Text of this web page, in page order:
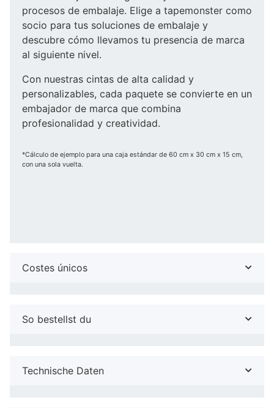
procesos de embalaje. Elige a tapemonster como
socio para tus soluciones de embalaje y
descubre cómo llevamos tu presencia de marca
al siguiente nivel.
Con nuestras cintas de alta calidad y
personalizables, cada paquete se convierte en un
embajador de marca que combina
profesionalidad y creatividad.
*Cálculo de ejemplo para una caja estándar de 60 cm x 30 cm x 15 cm,
con una sola vuelta.
Costes únicos
So bestellst du
Technische Daten